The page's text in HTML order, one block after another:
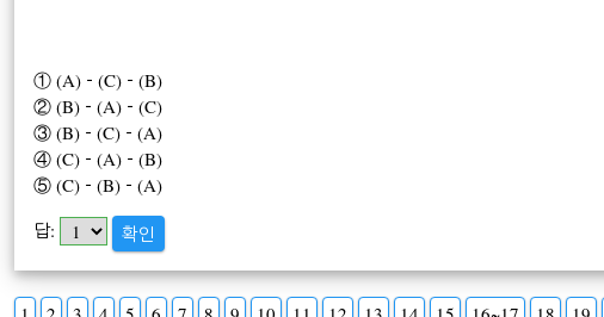
① (A)－(C)－(B)
② (B)－(A)－(C)
③ (B)－(C)－(A)
④ (C)－(A)－(B)
⑤ (C)－(B)－(A)
답:
확인